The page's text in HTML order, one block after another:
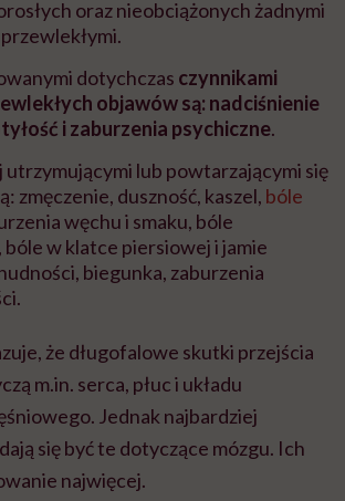
oraz nieobciążonych żadnymi
dotychczas czynnikami
objawów są: nadciśnienie
i zaburzenia psychiczne⁠.
utrzymującymi lub powtarzającymi się
zmęczenie, duszność, kaszel, bóle
węchu i smaku, bóle
bóle w klatce piersiowej i jamie
biegunka, zaburzenia
że długofalowe skutki przejścia
m.in. serca, płuc i układu
Jednak najbardziej
się być te dotyczące mózgu. Ich
najwięcej.